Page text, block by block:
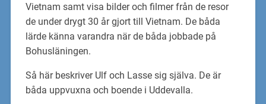
Vietnam samt visa bilder och filmer från de resor
de under drygt 30 år gjort till Vietnam. De båda
lärde känna varandra när de båda jobbade på
Bohusläningen.
Så här beskriver Ulf och Lasse sig själva. De är
båda uppvuxna och boende i Uddevalla.